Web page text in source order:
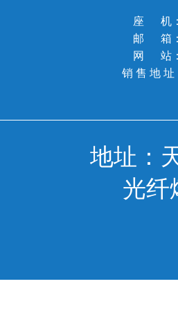
座 机：
邮 箱：
网 站：
销 售 地 址
地址：
光纤